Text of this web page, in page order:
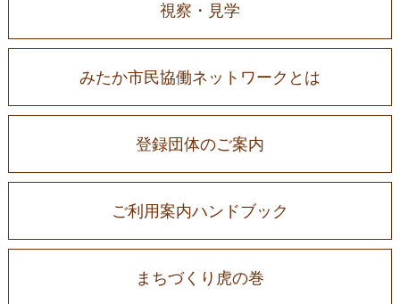
視察・見学
みたか市民協働ネットワークとは
登録団体のご案内
ご利用案内ハンドブック
まちづくり虎の巻